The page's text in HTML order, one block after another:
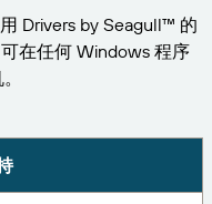
合作伙伴并请求报
口网站
Cloud
Drivers by Seagull™ 的
在任何 Windows 程序